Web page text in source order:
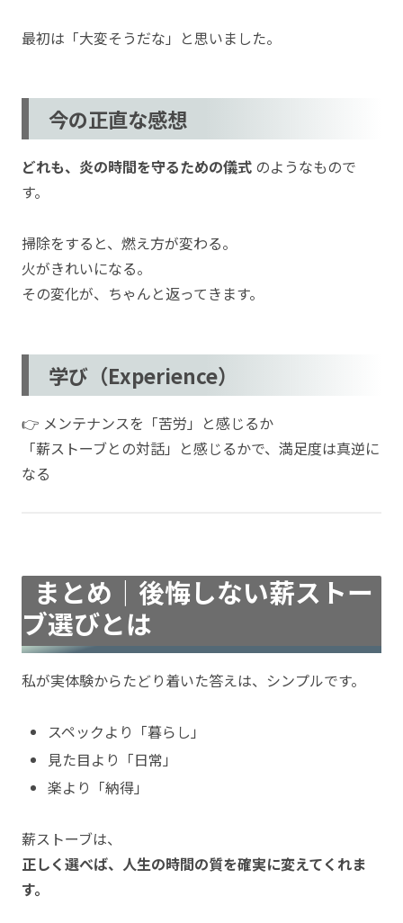
最初は「大変そうだな」と思いました。
今の正直な感想
どれも、炎の時間を守るための儀式 のようなもので
す。
掃除をすると、燃え方が変わる。
火がきれいになる。
その変化が、ちゃんと返ってきます。
学び（Experience）
👉 メンテナンスを「苦労」と感じるか
「薪ストーブとの対話」と感じるかで、満足度は真逆に
なる
まとめ｜後悔しない薪ストー
ブ選びとは
私が実体験からたどり着いた答えは、シンプルです。
スペックより「暮らし」
見た目より「日常」
楽より「納得」
薪ストーブは、
正しく選べば、人生の時間の質を確実に変えてくれま
す。